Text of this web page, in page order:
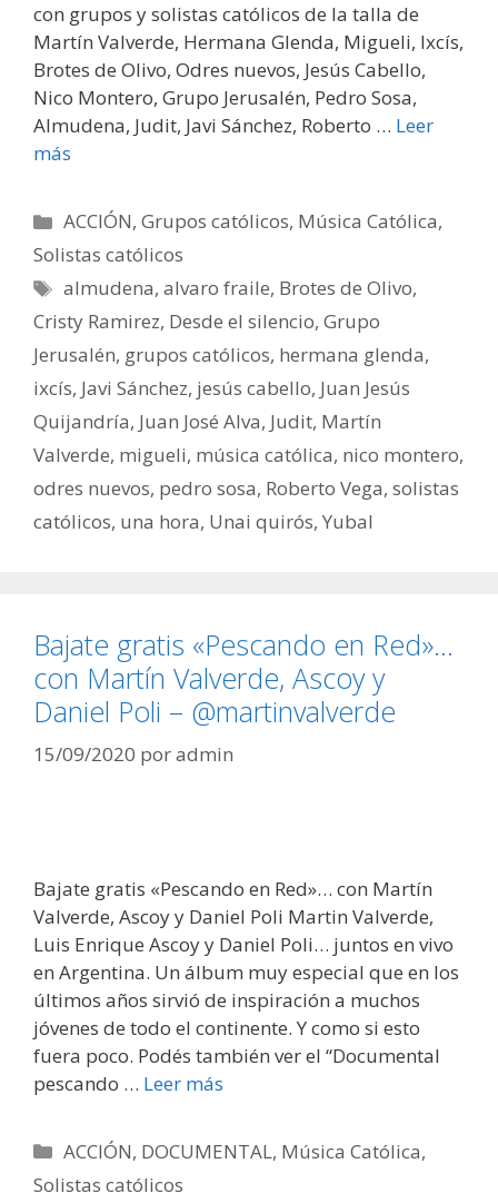
con grupos y solistas católicos de la talla de
Martín Valverde, Hermana Glenda, Migueli, Ixcís,
Brotes de Olivo, Odres nuevos, Jesús Cabello,
Nico Montero, Grupo Jerusalén, Pedro Sosa,
Almudena, Judit, Javi Sánchez, Roberto … Leer
más
Categorías
ACCIÓN,Grupos católicos, Música Católica,
Solistas católicos
Etiquetas
almudena,alvaro fraile, Brotes de Olivo,
Cristy Ramirez, Desde el silencio, Grupo
Jerusalén, grupos católicos, hermana glenda,
ixcís, Javi Sánchez, jesús cabello, Juan Jesús
Quijandría, Juan José Alva, Judit, Martín
Valverde, migueli, música católica, nico montero,
odres nuevos, pedro sosa, Roberto Vega, solistas
católicos, una hora, Unai quirós, Yubal
Bajate gratis «Pescando en Red»…
con Martín Valverde, Ascoy y
Daniel Poli – @martinvalverde
15/09/2020 poradmin
Bajate gratis «Pescando en Red»… con Martín
Valverde, Ascoy y Daniel Poli Martin Valverde,
Luis Enrique Ascoy y Daniel Poli… juntos en vivo
en Argentina. Un álbum muy especial que en los
últimos años sirvió de inspiración a muchos
jóvenes de todo el continente. Y como si esto
fuera poco. Podés también ver el “Documental
pescando … Leer más
Categorías
ACCIÓN, DOCUMENTAL, Música Católica,
Solistas católicos